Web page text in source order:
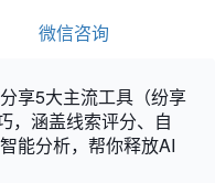
微信咨询
享5大主流工具（纷享
，涵盖线索评分、自
能分析，帮你释放AI